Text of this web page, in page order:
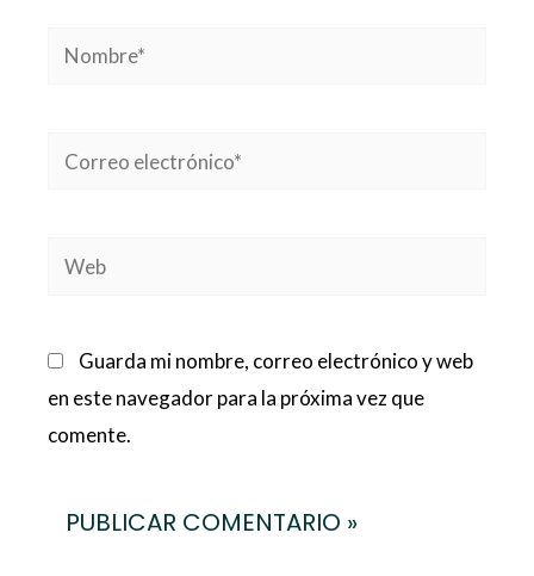
Nombre*
Correo
Web
Guarda mi nombre, correo electrónico y web
en este navegador para la próxima vez que
comente.